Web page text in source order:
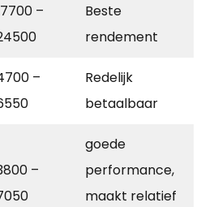
–
Beste
rendement
–
Redelijk
betaalbaar
–
goede
performance,
maakt relatief